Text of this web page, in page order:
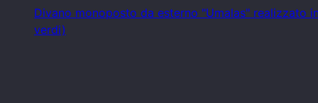
Divano monoposto da esterno "Umalas" realizzato
verdi)